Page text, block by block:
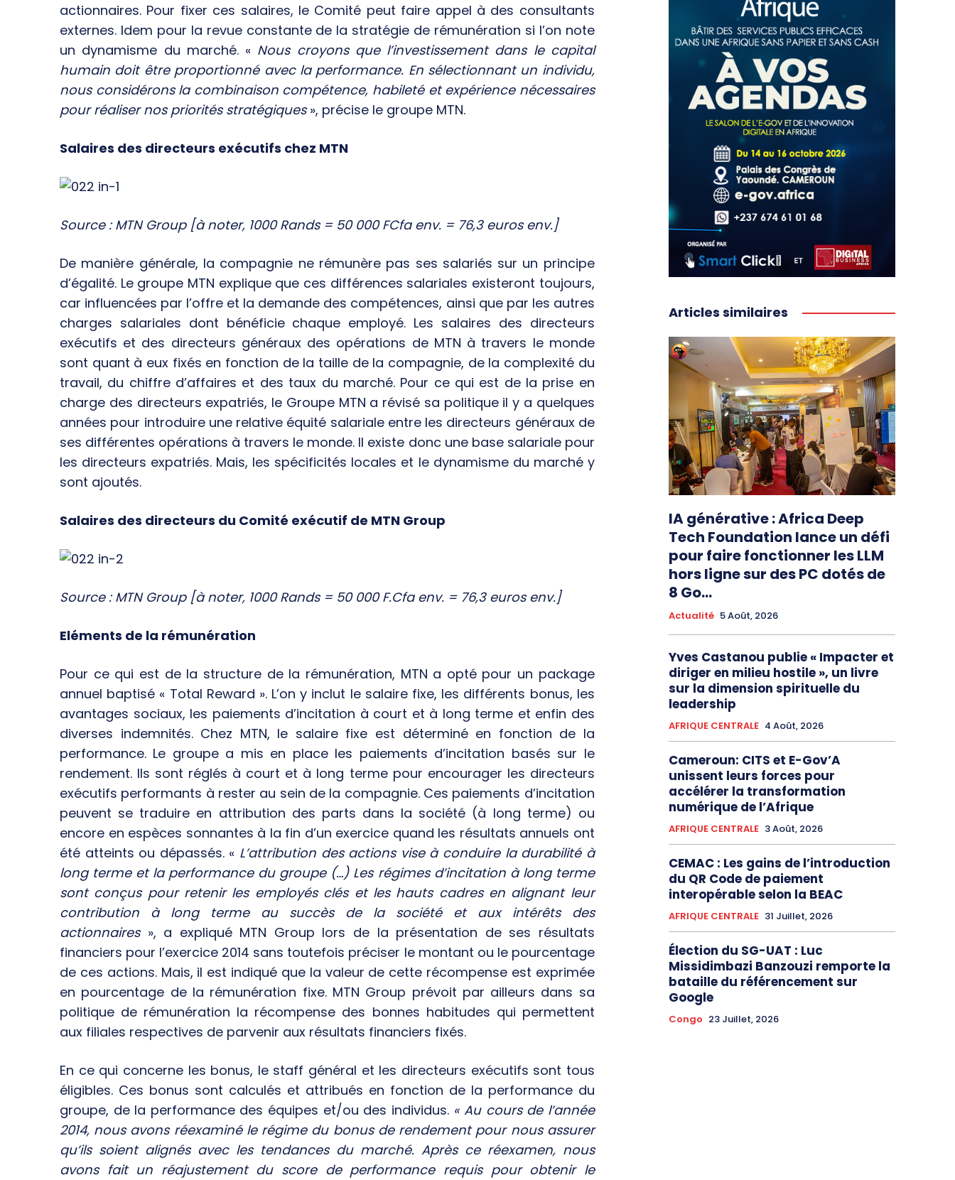
actionnaires. Pour fixer ces salaires, le Comité peut faire appel à des consultants
externes. Idem pour la revue constante de la stratégie de rémunération si l’on note
un dynamisme du marché. « Nous croyons que l’investissement dans le capital
humain doit être proportionné avec la performance. En sélectionnant un individu,
nous considérons la combinaison compétence, habileté et expérience nécessaires
pour réaliser nos priorités stratégiques», précise le groupe MTN.
Salaires des directeurs exécutifs chez MTN
Source : MTN Group [à noter, 1000 Rands = 50 000 FCfa env. = 76,3 euros env.]
De manière générale, la compagnie ne rémunère pas ses salariés sur un principe
d’égalité. Le groupe MTN explique que ces différences salariales existeront toujours,
car influencées par l’offre et la demande des compétences, ainsi que par les autres
charges salariales dont bénéficie chaque employé. Les salaires des directeurs
exécutifs et des directeurs généraux des opérations de MTN à travers le monde
sont quant à eux fixés en fonction de la taille de la compagnie, de la complexité du
travail, du chiffre d’affaires et des taux du marché. Pour ce qui est de la prise en
charge des directeurs expatriés, le Groupe MTN a révisé sa politique il y a quelques
années pour introduire une relative équité salariale entre les directeurs généraux de
ses différentes opérations à travers le monde. Il existe donc une base salariale pour
les directeurs expatriés. Mais, les spécificités locales et le dynamisme du marché y
sont ajoutés.
Salaires des directeurs du Comité exécutif de MTN Group
Source : MTN Group [à noter, 1000 Rands = 50 000 F.Cfa env. = 76,3 euros env.]
Eléments de la rémunération
Pour ce qui est de la structure de la rémunération, MTN a opté pour un package
annuel baptisé « Total Reward ». L’on y inclut le salaire fixe, les différents bonus, les
avantages sociaux, les paiements d’incitation à court et à long terme et enfin des
diverses indemnités. Chez MTN, le salaire fixe est déterminé en fonction de la
performance. Le groupe a mis en place les paiements d’incitation basés sur le
rendement. Ils sont réglés à court et à long terme pour encourager les directeurs
exécutifs performants à rester au sein de la compagnie. Ces paiements d’incitation
peuvent se traduire en attribution des parts dans la société (à long terme) ou
encore en espèces sonnantes à la fin d’un exercice quand les résultats annuels ont
été atteints ou dépassés. « L’attribution des actions vise à conduire la durabilité à
long terme et la performance du groupe (…) Les régimes d’incitation à long terme
sont conçus pour retenir les employés clés et les hauts cadres en alignant leur
contribution à long terme au succès de la société et aux intérêts des
actionnaires», a expliqué MTN Group lors de la présentation de ses résultats
financiers pour l’exercice 2014 sans toutefois préciser le montant ou le pourcentage
de ces actions. Mais, il est indiqué que la valeur de cette récompense est exprimée
en pourcentage de la rémunération fixe. MTN Group prévoit par ailleurs dans sa
politique de rémunération la récompense des bonnes habitudes qui permettent
aux filiales respectives de parvenir aux résultats financiers fixés.
En ce qui concerne les bonus, le staff général et les directeurs exécutifs sont tous
éligibles. Ces bonus sont calculés et attribués en fonction de la performance du
groupe, de la performance des équipes et/ou des individus. « Au cours de l’année
2014, nous avons réexaminé le régime du bonus de rendement pour nous assurer
qu’ils soient alignés avec les tendances du marché. Après ce réexamen, nous
avons fait un réajustement du score de performance requis pour obtenir le
Articles similaires
IA générative : Africa Deep
Tech Foundation lance un défi
pour faire fonctionner les LLM
hors ligne sur des PC dotés de
8 Go...
Actualité 5 Août, 2026
Yves Castanou publie « Impacter et
diriger en milieu hostile », un livre
sur la dimension spirituelle du
leadership
AFRIQUE CENTRALE 4 Août, 2026
Cameroun: CITS et E-Gov’A
unissent leurs forces pour
accélérer la transformation
numérique de l’Afrique
AFRIQUE CENTRALE 3 Août, 2026
CEMAC : Les gains de l’introduction
du QR Code de paiement
interopérable selon la BEAC
AFRIQUE CENTRALE 31 Juillet, 2026
Élection du SG-UAT : Luc
Missidimbazi Banzouzi remporte la
bataille du référencement sur
Google
Congo 23 Juillet, 2026